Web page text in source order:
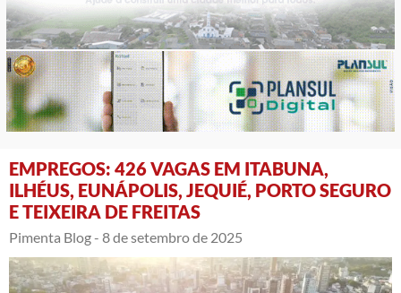
EMPREGOS: 426 VAGAS EM ITABUNA,
ILHÉUS, EUNÁPOLIS, JEQUIÉ, PORTO SEGURO
E TEIXEIRA DE FREITAS
Pimenta Blog - 8 de setembro de 2025